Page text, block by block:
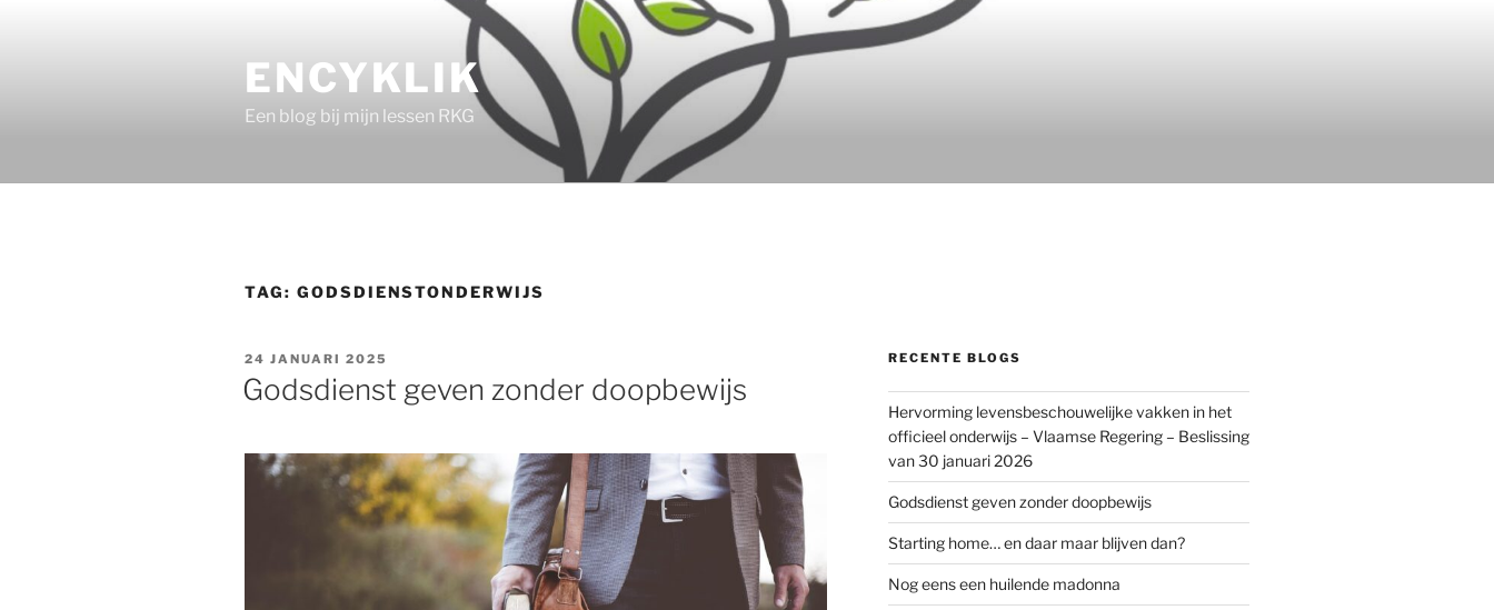
ENCYKLIK
Een blog bij mijn lessen RKG
TAG: GODSDIENSTONDERWIJS
GEPLAATST
OP
24 JANUARI 2025
Godsdienst geven zonder doopbewijs
RECENTE BLOGS
Hervorming levensbeschouwelijke vakken in het
officieel onderwijs – Vlaamse Regering – Beslissing
van 30 januari 2026
Godsdienst geven zonder doopbewijs
Starting home… en daar maar blijven dan?
Nog eens een huilende madonna